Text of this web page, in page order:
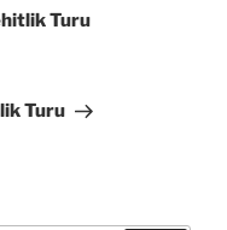
Turu
Turu